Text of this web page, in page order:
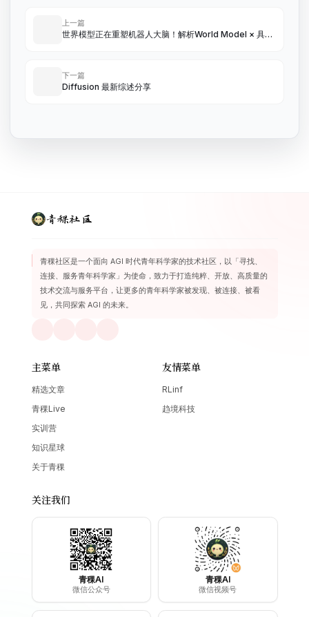
上一篇
世界模型正在重塑机器人大脑！解析World Model × 具身
下一篇
Diffusion 最新综述分享
青稞社区
青稞社区是一个面向 AGI 时代青年科学家的技术社区，以「寻找、
连接、服务青年科学家」为使命，致力于打造纯粹、开放、高质量的
技术交流与服务平台，让更多的青年科学家被发现、被连接、被看
见，共同探索 AGI 的未来。
主菜单
精选文章
青稞Live
实训营
知识星球
关于青稞
友情菜单
RLinf
趋境科技
关注我们
青稞AI
微信公众号
青稞AI
微信视频号